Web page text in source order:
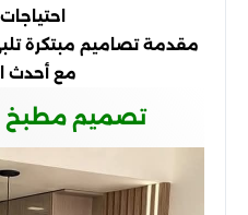
مقدمة تصاميم مبتكرة
مع أحدث
تصميم مطبخ